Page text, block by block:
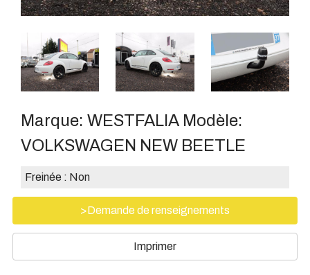
Marque: WESTFALIA Modèle:
VOLKSWAGEN NEW BEETLE
Freinée : Non
>Demande de renseignements
Imprimer